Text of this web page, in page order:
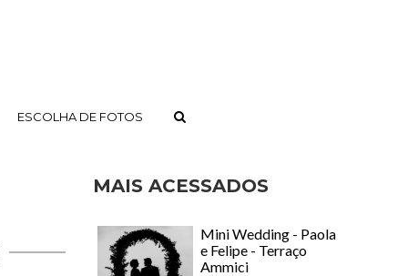
ESCOLHA DE FOTOS
MAIS ACESSADOS
Mini Wedding - Paola
e Felipe - Terraço
Ammici